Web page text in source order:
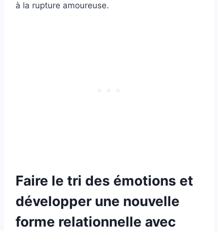
à la rupture amoureuse.
Faire le tri des émotions et
développer une nouvelle
forme relationnelle avec